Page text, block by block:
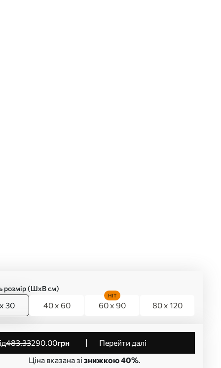
розмір (ШхВ см)
30 40 x 60 60 x 90
HIT
80 x 120
від483.33290.00грн
Перейти далі
Ціна вказана зі знижкою 40%.